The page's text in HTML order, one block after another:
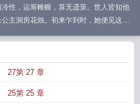
性，运筹帷幄，算无遗策。世人皆知他
主洞房花烛。初来乍到时，她便见这位
。为免被怀疑，她硬着头皮又甩落一
踢壶灭火，动作漂亮得像画中人，可眸
了。”苏曦：危！！！*陆景安原以为自
失控。药丸被强塞入喉时，他掐紧她手
27第 27 章
25第 25 章